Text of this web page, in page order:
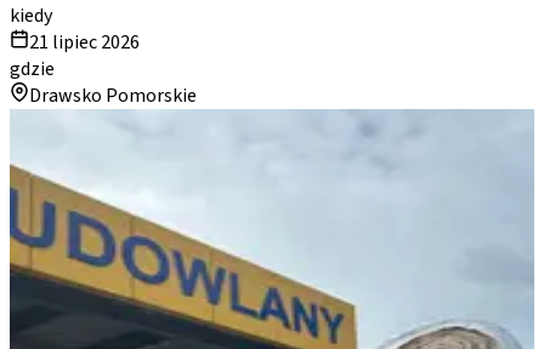
kiedy
21 lipiec 2026
gdzie
Drawsko Pomorskie